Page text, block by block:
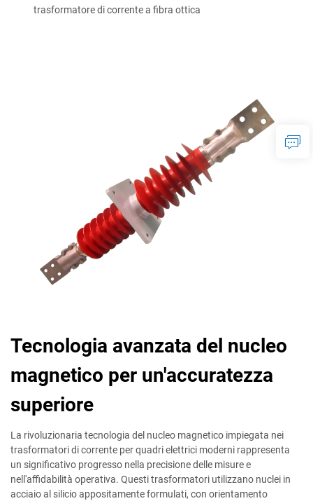
trasformatore di corrente a fibra ottica
Tecnologia avanzata del nucleo
magnetico per un'accuratezza
superiore
La rivoluzionaria tecnologia del nucleo magnetico impiegata nei
trasformatori di corrente per quadri elettrici moderni rappresenta
un significativo progresso nella precisione delle misure e
nell'affidabilità operativa. Questi trasformatori utilizzano nuclei in
acciaio al silicio appositamente formulati, con orientamento